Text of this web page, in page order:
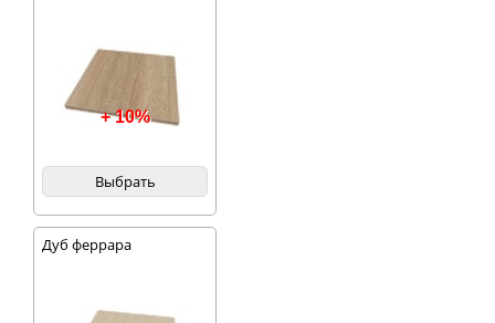
+ 10%
Выбрать
Дуб феррара